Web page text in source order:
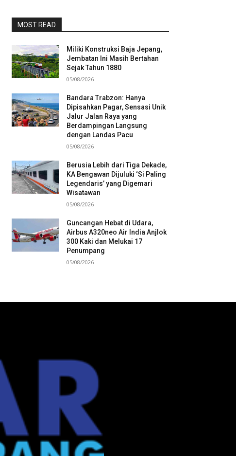
MOST READ
Miliki Konstruksi Baja Jepang,
Jembatan Ini Masih Bertahan
Sejak Tahun 1880
05/08/2026
Bandara Trabzon: Hanya
Dipisahkan Pagar, Sensasi Unik
Jalur Jalan Raya yang
Berdampingan Langsung
dengan Landas Pacu
05/08/2026
Berusia Lebih dari Tiga Dekade,
KA Bengawan Dijuluki ‘Si Paling
Legendaris’ yang Digemari
Wisatawan
05/08/2026
Guncangan Hebat di Udara,
Airbus A320neo Air India Anjlok
300 Kaki dan Melukai 17
Penumpang
05/08/2026